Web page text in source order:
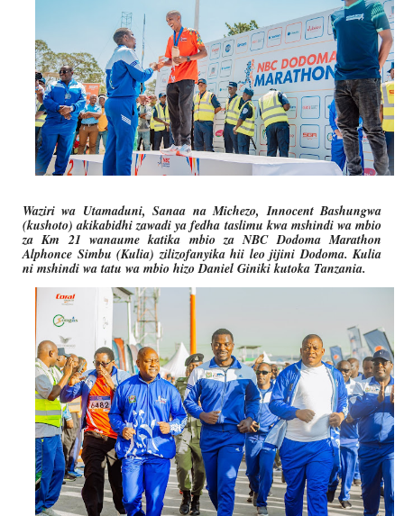
Waziri wa Utamaduni, Sanaa na Michezo, Innocent Bashungwa
(kushoto) akikabidhi zawadi ya fedha taslimu kwa mshindi wa mbio
za Km 21 wanaume katika mbio za NBC Dodoma Marathon
Alphonce Simbu (Kulia) zilizofanyika hii leo jijini Dodoma. Kulia
ni mshindi wa tatu wa mbio hizo Daniel Giniki kutoka Tanzania.